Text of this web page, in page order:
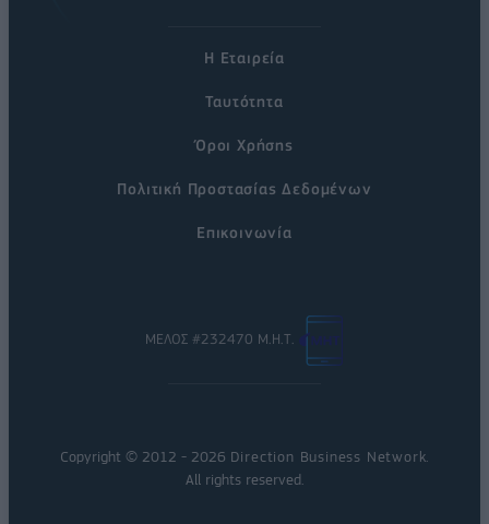
Η Εταιρεία
Ταυτότητα
Όροι Χρήσης
Πολιτική Προστασίας Δεδομένων
Επικοινωνία
ΜΕΛΟΣ #232470 Μ.Η.Τ.
Copyright © 2012 - 2026 Direction Business Network.
All rights reserved.